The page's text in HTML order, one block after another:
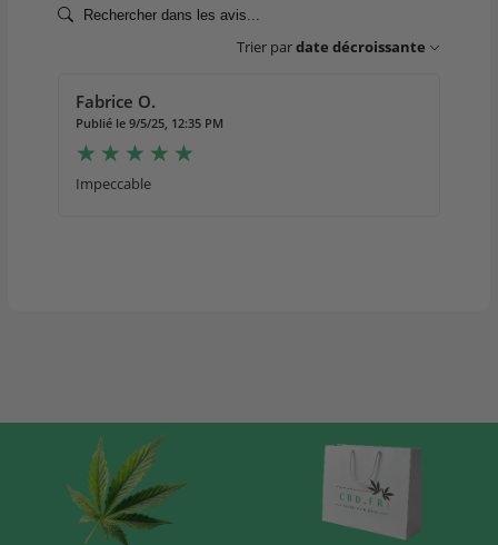
Trier pardate décroissante
Fabrice O.
Publié le 9/5/25, 12:35 PM
Impeccable